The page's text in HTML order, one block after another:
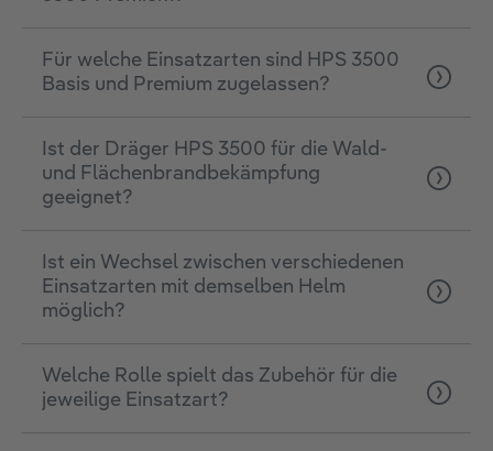
Für welche Einsatzarten sind HPS 3500
Basis und Premium zugelassen?
Ist der Dräger HPS 3500 für die Wald-
und Flächenbrandbekämpfung
geeignet?
Ist ein Wechsel zwischen verschiedenen
Einsatzarten mit demselben Helm
möglich?
Welche Rolle spielt das Zubehör für die
jeweilige Einsatzart?